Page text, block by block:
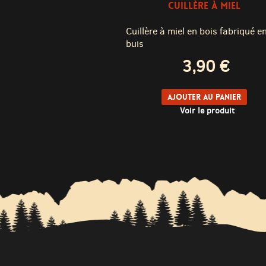
CUILLÈRE À MIEL
Cuillère à miel en bois fabriqué
buis
3,90 €
Ajouter au panier
Voir le produit